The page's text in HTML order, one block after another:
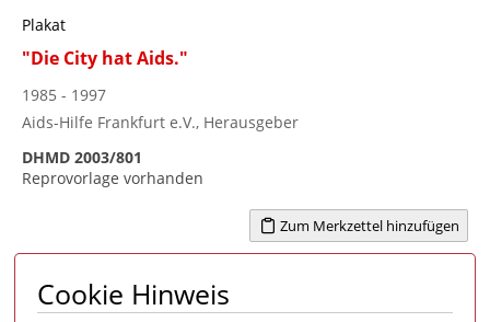
Plakat
"Die City hat Aids."
1985 - 1997
Aids-Hilfe Frankfurt e.V., Herausgeber
DHMD 2003/801
Reprovorlage vorhanden
Zum Merkzettel hinzufügen
Seite 1 von 8 1 2 3 4 ... 8 >
Cookie Hinweis